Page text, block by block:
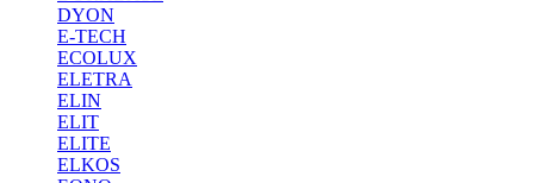
DYON
E-TECH
ECOLUX
ELETRA
ELIN
ELIT
ELITE
ELKOS